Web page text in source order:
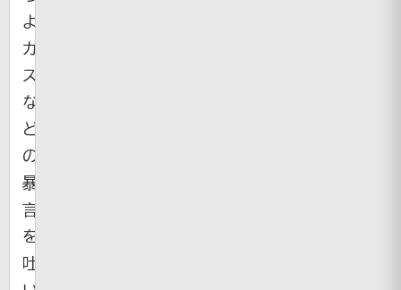
よ
カ
ス」
な
ど
の
暴
言
を
吐